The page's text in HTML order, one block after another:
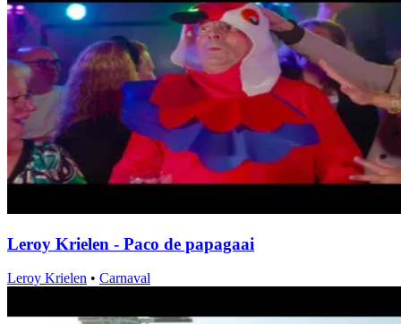
Leroy Krielen - Paco de papagaai
Leroy Krielen • Carnaval